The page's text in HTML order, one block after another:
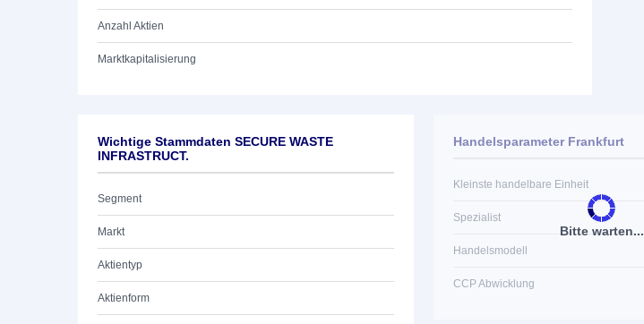
Anzahl Aktien
Marktkapitalisierung
Wichtige Stammdaten SECURE WASTE
INFRASTRUCT.
Segment
Markt
Aktientyp
Aktienform
Bitte warten...
Handelsparameter Frankfurt
Kleinste handelbare Einheit
Spezialist
Handelsmodell
CCP Abwicklung